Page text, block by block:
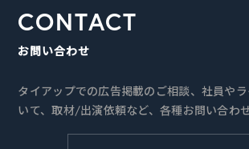
CONTACT
お問い合わせ
タイアップでの広告掲載のご相談、社員や
いて、取材/出演依頼など、各種お問い合わ